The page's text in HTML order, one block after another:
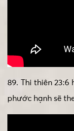
89. Thi thiên 23:6
phước hạnh sẽ